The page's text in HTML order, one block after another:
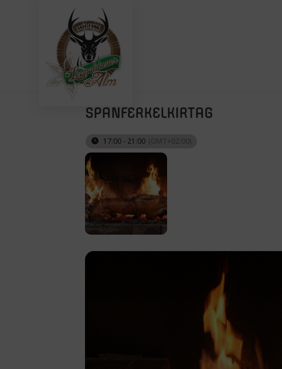
SPANFERKELKIRTAG
17:00 - 21:00 (GMT+02:00)